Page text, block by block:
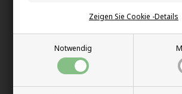
Notwendig
Zeigen Sie Cookie -Details
Hier finden Sie sowohl die klassischen
einzigartigere Gürtel-Designs, um sich in
abzuheben. Und egal welcher Gürtel Ihren
unterstreicht, Sie müssen sich keine